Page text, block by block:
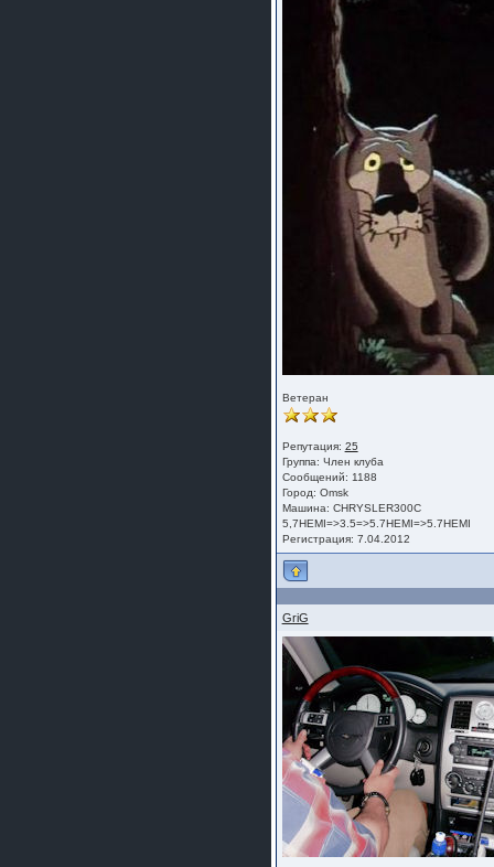
Ветеран
Репутация: 25
Группа: Член клуба
Сообщений: 1188
Город: Omsk
Машина: CHRYSLER300C
5,7HEMI=>3.5=>5.7HEMI=>5.7HEMI
Регистрация: 7.04.2012
GriG